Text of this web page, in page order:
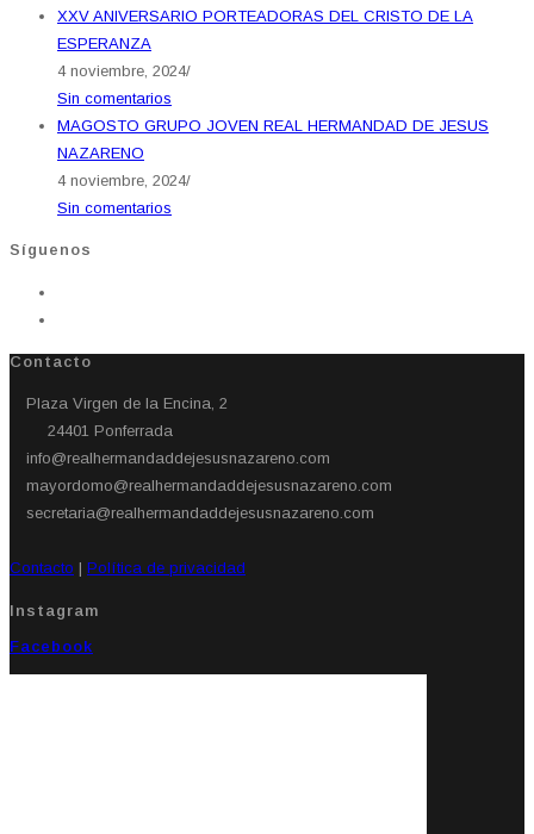
XXV ANIVERSARIO PORTEADORAS DEL CRISTO DE LA
ESPERANZA
4 noviembre, 2024/
Sin comentarios
MAGOSTO GRUPO JOVEN REAL HERMANDAD DE JESUS
NAZARENO
4 noviembre, 2024/
Sin comentarios
Síguenos
Contacto
Plaza Virgen de la Encina, 2
24401 Ponferrada​
info@realhermandaddejesusnazareno.com
mayordomo@realhermandaddejesusnazareno.com
secretaria@realhermandaddejesusnazareno.com
Contacto | Política de privacidad
Instagram
Facebook